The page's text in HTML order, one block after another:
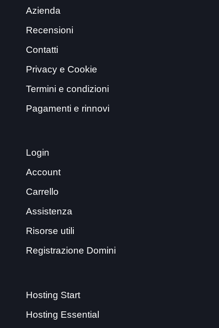
Azienda
Recensioni
Contatti
Privacy e Cookie
Termini e condizioni
Pagamenti e rinnovi
Login
Account
Carrello
Assistenza
Risorse utili
Registrazione Domini
Hosting Start
Hosting Essential